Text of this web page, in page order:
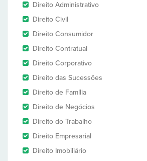
Direito Administrativo
Direito Civil
Direito Consumidor
Direito Contratual
Direito Corporativo
Direito das Sucessões
Direito de Família
Direito de Negócios
Direito do Trabalho
Direito Empresarial
Direito Imobiliário